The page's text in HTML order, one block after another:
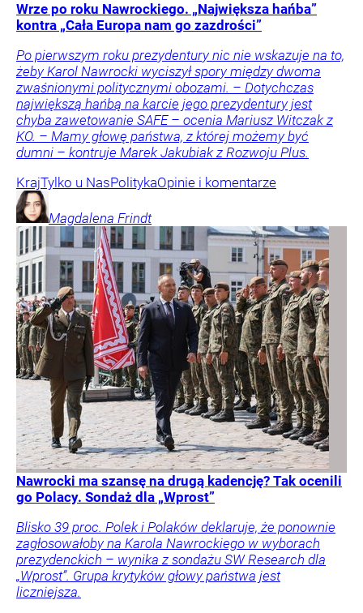
Wrze po roku Nawrockiego. „Największa hańba”
kontra „Cała Europa nam go zazdrości”
Po pierwszym roku prezydentury nic nie wskazuje na to,
żeby Karol Nawrocki wyciszył spory między dwoma
zwaśnionymi politycznymi obozami. – Dotychczas
największą hańbą na karcie jego prezydentury jest
chyba zawetowanie SAFE – ocenia Mariusz Witczak z
KO. – Mamy głowę państwa, z której możemy być
dumni – kontruje Marek Jakubiak z Rozwoju Plus.
KrajTylko u NasPolitykaOpinie i komentarze
Magdalena Frindt
Nawrocki ma szansę na drugą kadencję? Tak ocenili
go Polacy. Sondaż dla „Wprost”
Blisko 39 proc. Polek i Polaków deklaruje, że ponownie
zagłosowałoby na Karola Nawrockiego w wyborach
prezydenckich – wynika z sondażu SW Research dla
„Wprost”. Grupa krytyków głowy państwa jest
liczniejsza.